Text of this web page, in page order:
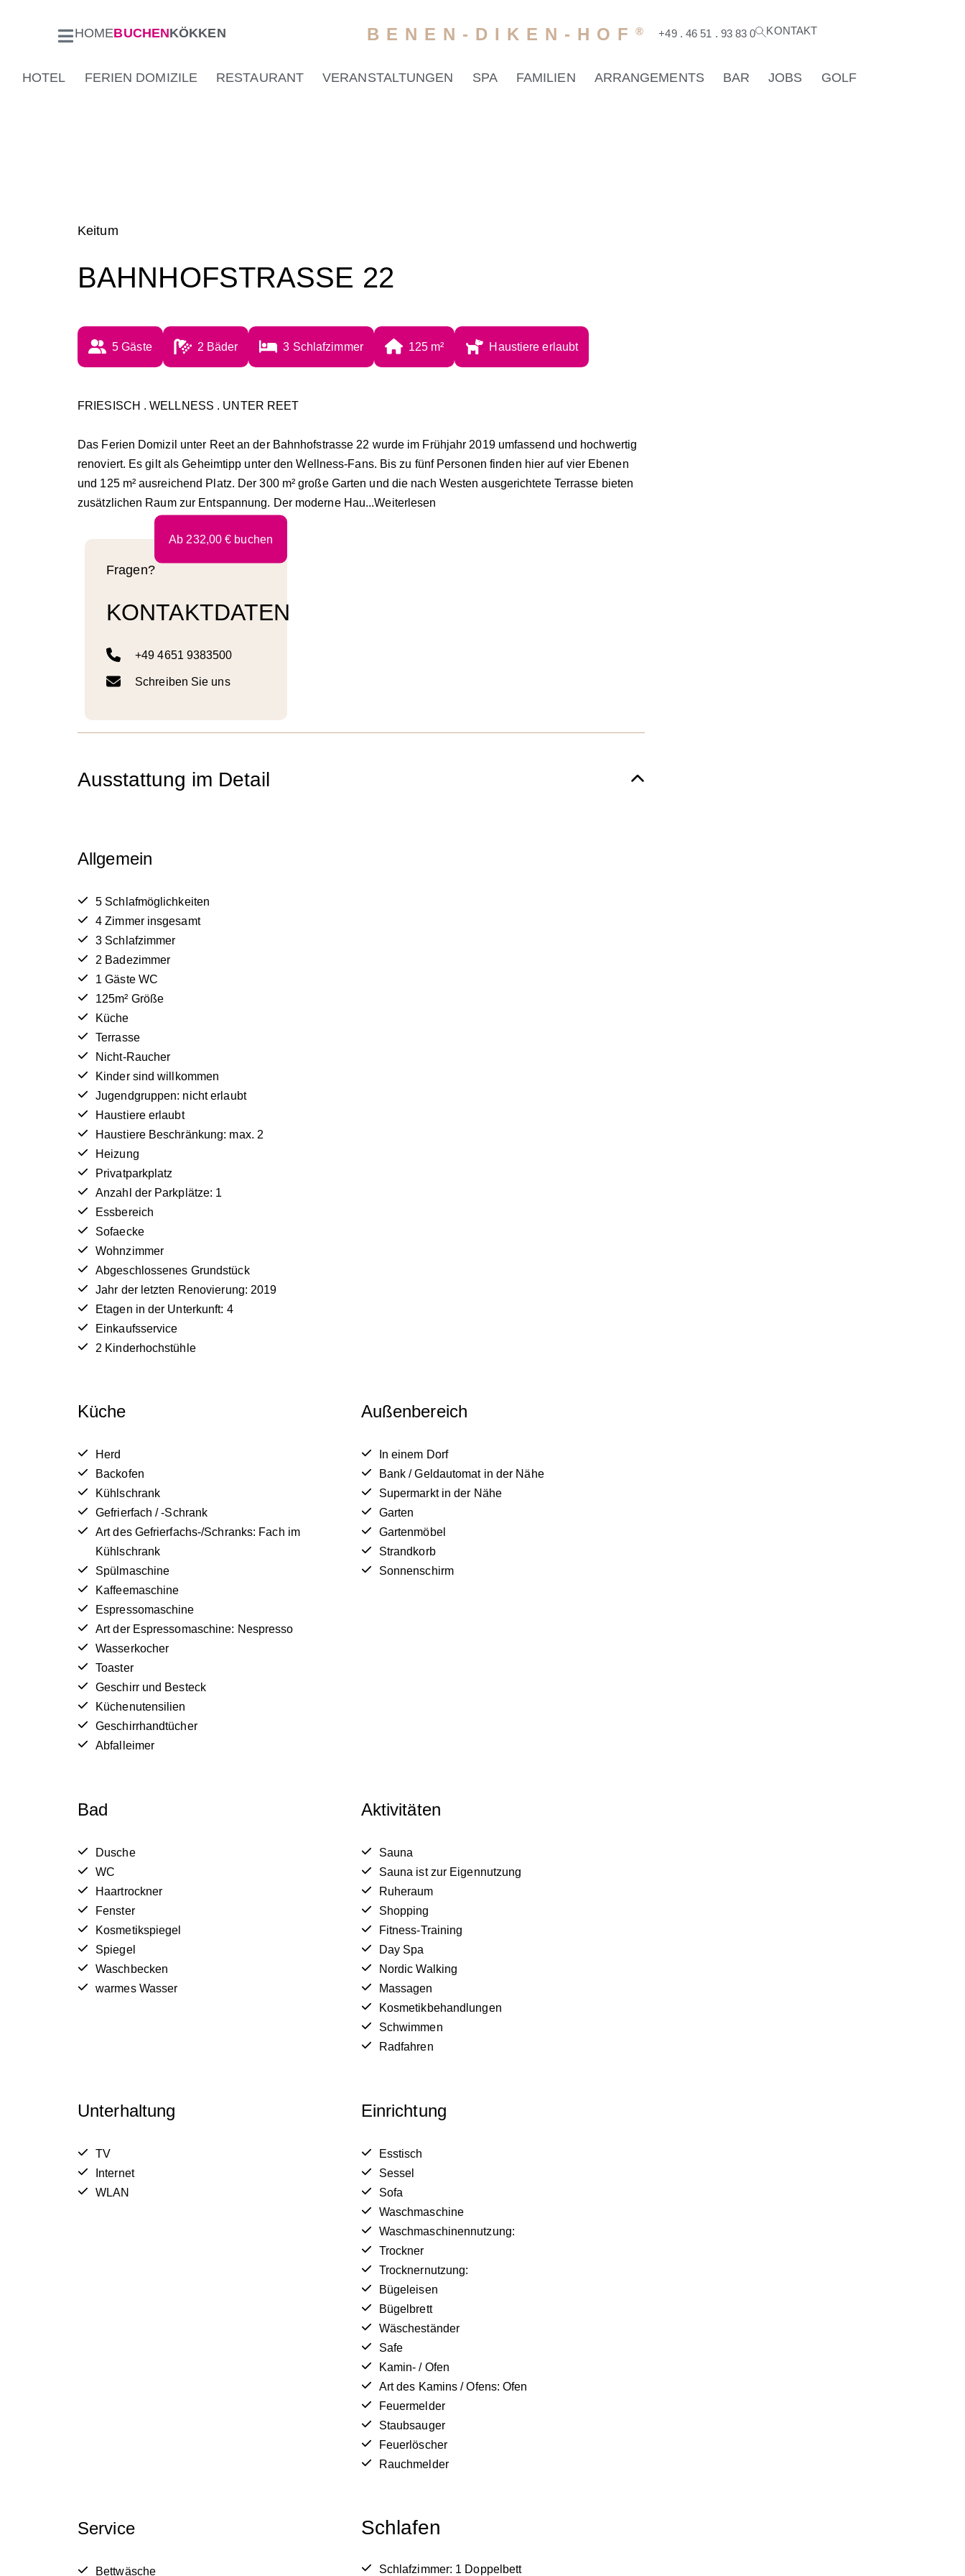
HOMEBUCHENKÖKKEN BENEN-DIKEN-HOF ® +49 . 46 51 . 93 83 0 KONTAKT
HOTEL FERIEN DOMIZILE RESTAURANT VERANSTALTUNGEN SPA FAMILIEN ARRANGEMENTS BAR JOBS GOLF
Keitum
BAHNHOFSTRASSE 22
5 Gäste 2 Bäder 3 Schlafzimmer 125 m² Haustiere erlaubt
FRIESISCH . WELLNESS . UNTER REET
Das Ferien Domizil unter Reet an der Bahnhofstrasse 22 wurde im Frühjahr 2019 umfassend und hochwertig
renoviert. Es gilt als Geheimtipp unter den Wellness-Fans. Bis zu fünf Personen finden hier auf vier Ebenen
und 125 m² ausreichend Platz. Der 300 m² große Garten und die nach Westen ausgerichtete Terrasse bieten
zusätzlichen Raum zur Entspannung. Der moderne Hau...Weiterlesen
Ab 232,00 € buchen
Fragen?
KONTAKTDATEN
+49 4651 9383500
Schreiben Sie uns
Ausstattung im Detail
Allgemein
5 Schlafmöglichkeiten
4 Zimmer insgesamt
3 Schlafzimmer
2 Badezimmer
1 Gäste WC
125m² Größe
Küche
Terrasse
Nicht-Raucher
Kinder sind willkommen
Jugendgruppen: nicht erlaubt
Haustiere erlaubt
Haustiere Beschränkung: max. 2
Heizung
Privatparkplatz
Anzahl der Parkplätze: 1
Essbereich
Sofaecke
Wohnzimmer
Abgeschlossenes Grundstück
Jahr der letzten Renovierung: 2019
Etagen in der Unterkunft: 4
Einkaufsservice
2 Kinderhochstühle
Küche
Herd
Backofen
Kühlschrank
Gefrierfach / -Schrank
Art des Gefrierfachs-/Schranks: Fach im
Kühlschrank
Spülmaschine
Kaffeemaschine
Espressomaschine
Art der Espressomaschine: Nespresso
Wasserkocher
Toaster
Geschirr und Besteck
Küchenutensilien
Geschirrhandtücher
Abfalleimer
Außenbereich
In einem Dorf
Bank / Geldautomat in der Nähe
Supermarkt in der Nähe
Garten
Gartenmöbel
Strandkorb
Sonnenschirm
Bad
Dusche
WC
Haartrockner
Fenster
Kosmetikspiegel
Spiegel
Waschbecken
warmes Wasser
Aktivitäten
Sauna
Sauna ist zur Eigennutzung
Ruheraum
Shopping
Fitness-Training
Day Spa
Nordic Walking
Massagen
Kosmetikbehandlungen
Schwimmen
Radfahren
Unterhaltung
TV
Internet
WLAN
Einrichtung
Esstisch
Sessel
Sofa
Waschmaschine
Waschmaschinennutzung:
Trockner
Trocknernutzung:
Bügeleisen
Bügelbrett
Wäscheständer
Safe
Kamin- / Ofen
Art des Kamins / Ofens: Ofen
Feuermelder
Staubsauger
Feuerlöscher
Rauchmelder
Service
Bettwäsche
Schlafen
Schlafzimmer: 1 Doppelbett